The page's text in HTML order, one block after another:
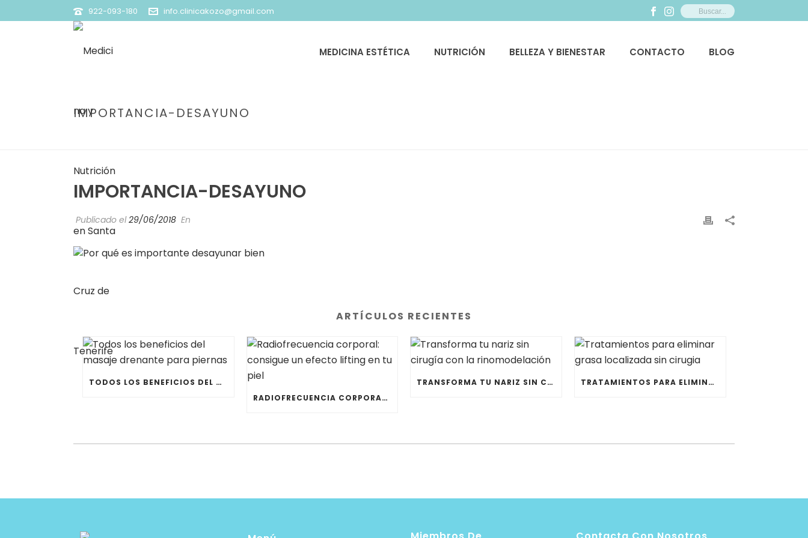
922-093-180 info.clinicakozo@gmail.com
MEDICINA ESTÉTICA NUTRICIÓN BELLEZA Y BIENESTAR CONTACTO BLOG
IMPORTANCIA-DESAYUNO
IMPORTANCIA-DESAYUNO
Publicado el29/06/2018 En
ARTÍCULOS RECIENTES
TODOS LOS BENEFICIOS DEL MASAJE DRENANTE PARA PIERNAS
RADIOFRECUENCIA CORPORAL: CONSIGUE UN EFECTO LIFTING EN TU PIEL
TRANSFORMA TU NARIZ SIN CIRUGÍA CON LA RINOMODELACIÓN TRATAMIENTOS PARA ELIMINAR GRASA LOCALIZADA SIN CIRUGIA